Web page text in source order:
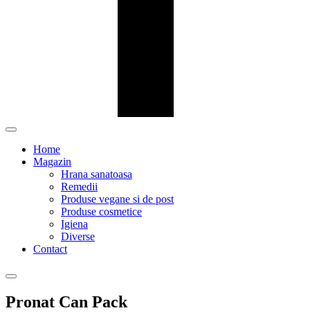
Home
Magazin
Hrana sanatoasa
Remedii
Produse vegane si de post
Produse cosmetice
Igiena
Diverse
Contact
Pronat Can Pack